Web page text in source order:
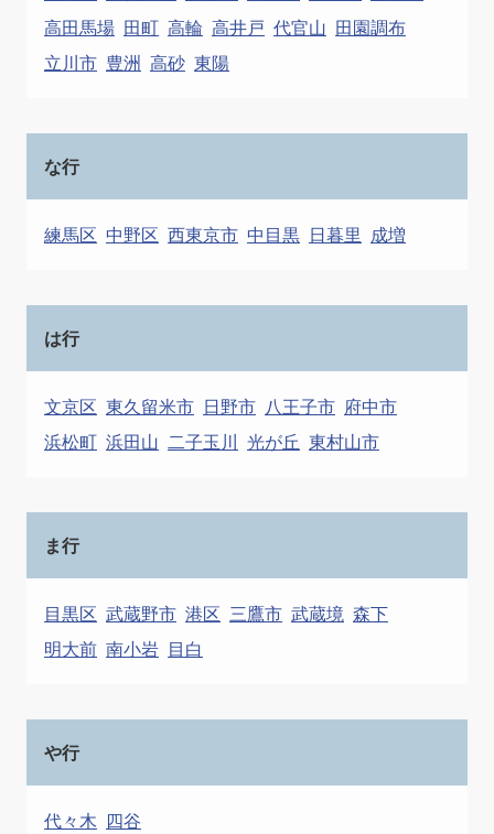
高田馬場 田町 高輪 高井戸 代官山 田園調布
立川市 豊洲 高砂 東陽
な行
練馬区 中野区 西東京市 中目黒 日暮里 成増
は行
文京区 東久留米市 日野市 八王子市 府中市
浜松町 浜田山 二子玉川 光が丘 東村山市
ま行
目黒区 武蔵野市 港区 三鷹市 武蔵境 森下
明大前 南小岩 目白
や行
代々木 四谷